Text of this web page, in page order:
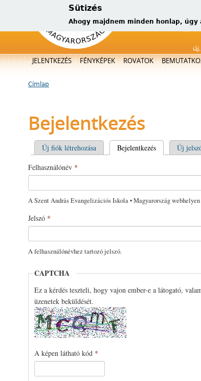
Sütizés
Ahogy majdnem minden honlap,
Főmenü
JELENTKEZÉS FÉNYKÉPEK ROVATOK
Jelenlegi hely
Címlap
Bejelentkezés
Elsődleges fülek
Új fiók létrehozása Bejelentkezés (aktív fül)
Új
Felhasználónév *
A Szent András Evangelizációs Iskola • Magyarország
Jelszó *
A felhasználónévhez tartozó jelszó.
CAPTCHA
Ez a kérdés teszteli, hogy vajon ember-e a látogató,
üzenetek beküldését.
A képen látható kód *